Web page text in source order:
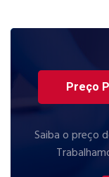
Preço
Saiba o preço